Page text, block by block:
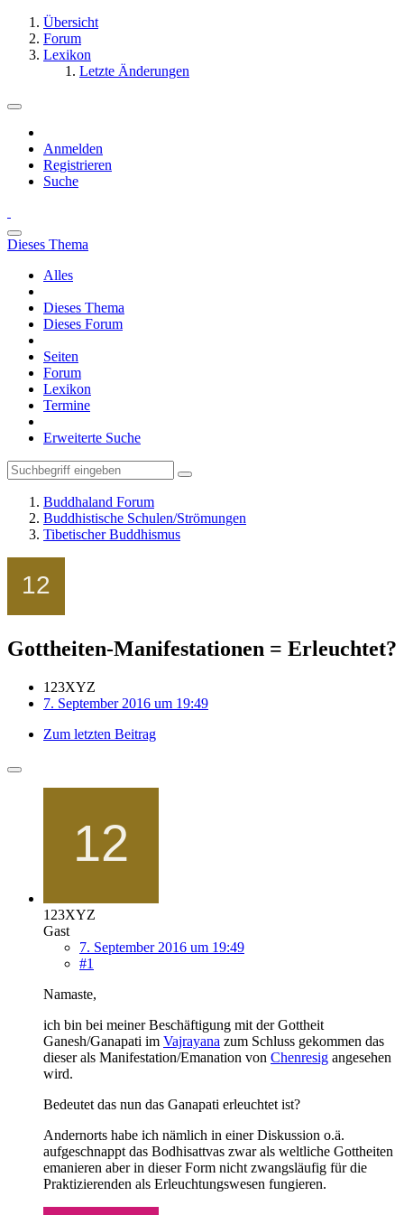
Übersicht
Forum
Lexikon
Letzte Änderungen
Anmelden
Registrieren
Suche
Dieses Thema
Alles
Dieses Thema
Dieses Forum
Seiten
Forum
Lexikon
Termine
Erweiterte Suche
Buddhaland Forum
Buddhistische Schulen/Strömungen
Tibetischer Buddhismus
Gottheiten-Manifestationen = Erleuchtet?
123XYZ
7. September 2016 um 19:49
Zum letzten Beitrag
123XYZ
Gast
7. September 2016 um 19:49
#1
Namaste,
ich bin bei meiner Beschäftigung mit der Gottheit
Ganesh/Ganapati im Vajrayana zum Schluss gekommen das
dieser als Manifestation/Emanation von Chenresig angesehen
wird.
Bedeutet das nun das Ganapati erleuchtet ist?
Andernorts habe ich nämlich in einer Diskussion o.ä.
aufgeschnappt das Bodhisattvas zwar als weltliche Gottheiten
emanieren aber in dieser Form nicht zwangsläufig für die
Praktizierenden als Erleuchtungswesen fungieren.